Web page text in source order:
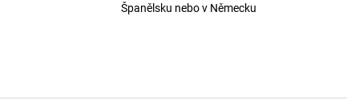
Španělsku nebo v Německu